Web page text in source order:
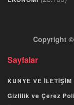
Copyright ©
Sayfalar
KUNYE VE İLETİŞİM
Gizlilik ve Çerez